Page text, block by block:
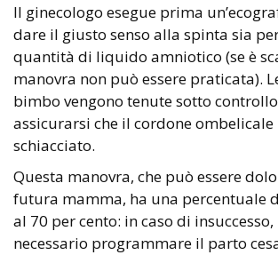
Il ginecologo esegue prima
dare il giusto senso alla spinta sia
quantità di liquido amniotico (se è
manovra non può essere praticata).
bimbo vengono tenute sotto
assicurarsi che il cordone ombelicale
schiacciato.
Questa manovra, che può essere
futura mamma, ha una percentuale
al 70 per cento: in caso di insuccesso,
necessario programmare il parto